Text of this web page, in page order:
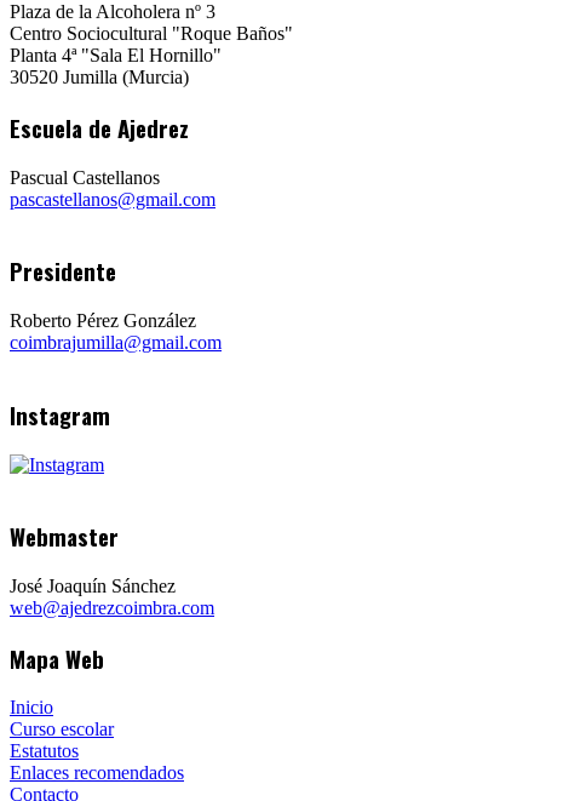
Plaza de la Alcoholera nº 3
Centro Sociocultural "Roque Baños"
Planta 4ª "Sala El Hornillo"
30520 Jumilla (Murcia)
Escuela de Ajedrez
Pascual Castellanos
pascastellanos@gmail.com
Presidente
Roberto Pérez González
coimbrajumilla@gmail.com
Instagram
Webmaster
José Joaquín Sánchez
web@ajedrezcoimbra.com
Mapa Web
Inicio
Curso escolar
Estatutos
Enlaces recomendados
Contacto